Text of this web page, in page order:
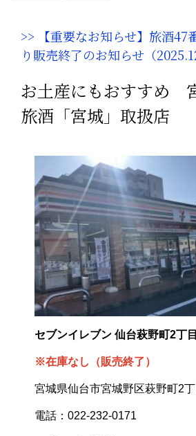
>> 【重要なお知らせ】旅酒47
り販売終了のお知らせ（
お土産にもおすすめ
旅酒「宮城」取扱店
セブンイレブン 仙台萩野町2丁
※在庫なし（販売終了）
宮城県仙台市宮城野区萩野町2
電話：022-232-0171